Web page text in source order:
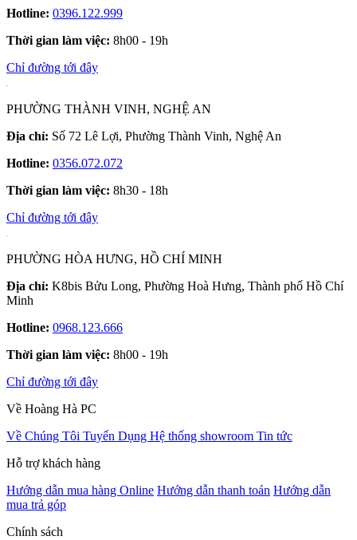
Hotline: 0396.122.999
Thời gian làm việc: 8h00 - 19h
Chỉ đường tới đây
PHƯỜNG THÀNH VINH, NGHỆ AN
Địa chỉ: Số 72 Lê Lợi, Phường Thành Vinh, Nghệ An
Hotline: 0356.072.072
Thời gian làm việc: 8h30 - 18h
Chỉ đường tới đây
PHƯỜNG HÒA HƯNG, HỒ CHÍ MINH
Địa chỉ: K8bis Bửu Long, Phường Hoà Hưng, Thành phố Hồ Chí
Minh
Hotline: 0968.123.666
Thời gian làm việc: 8h00 - 19h
Chỉ đường tới đây
Về Hoàng Hà PC
Về Chúng Tôi Tuyển Dụng Hệ thống showroom Tin tức
Hỗ trợ khách hàng
Hướng dẫn mua hàng Online Hướng dẫn thanh toán Hướng dẫn
mua trả góp
Chính sách